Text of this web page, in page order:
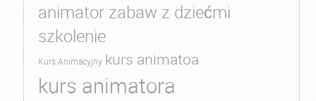
animator zabaw z dziećmi
szkolenie
Kurs Animacyjny kurs animatoa
kurs animatora